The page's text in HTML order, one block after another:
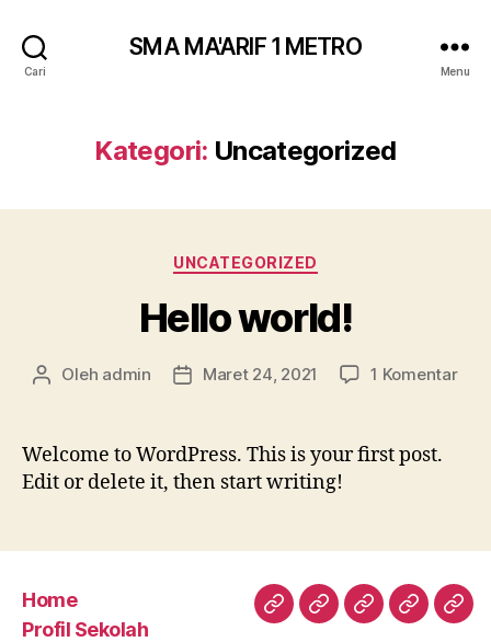
Cari
SMA MA'ARIF 1 METRO
Menu
Kategori: Uncategorized
Kategori
UNCATEGORIZED
Hello world!
Penulis
Oleh admin
Tanggal
Maret 24, 2021 1 Komentar
Welcome to WordPress. This is your first post.
Edit or delete it, then start writing!
Home
Profil Sekolah
HomeProfilKesiswaan
Data